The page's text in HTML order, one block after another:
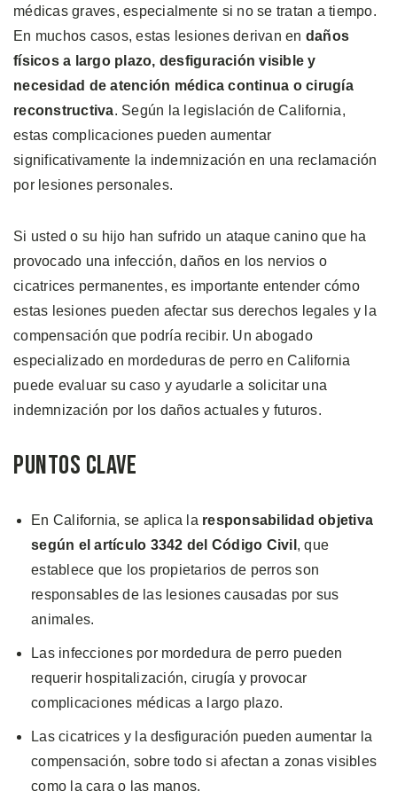
médicas graves, especialmente si no se tratan a tiempo.
En muchos casos, estas lesiones derivan en daños
físicos a largo plazo, desfiguración visible y
necesidad de atención médica continua o cirugía
reconstructiva. Según la legislación de California,
estas complicaciones pueden aumentar
significativamente la indemnización en una reclamación
por lesiones personales.
Si usted o su hijo han sufrido un ataque canino que ha
provocado una infección, daños en los nervios o
cicatrices permanentes, es importante entender cómo
estas lesiones pueden afectar sus derechos legales y la
compensación que podría recibir. Un abogado
especializado en mordeduras de perro en California
puede evaluar su caso y ayudarle a solicitar una
indemnización por los daños actuales y futuros.
Puntos Clave
En California, se aplica la responsabilidad objetiva
según el artículo 3342 del Código Civil , que
establece que los propietarios de perros son
responsables de las lesiones causadas por sus
animales.
Las infecciones por mordedura de perro pueden
requerir hospitalización, cirugía y provocar
complicaciones médicas a largo plazo.
Las cicatrices y la desfiguración pueden aumentar la
compensación, sobre todo si afectan a zonas visibles
como la cara o las manos.